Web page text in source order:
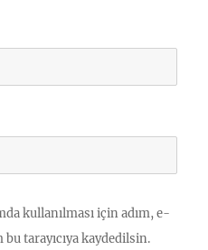
kullanılması için adım, e-
tarayıcıya kaydedilsin.